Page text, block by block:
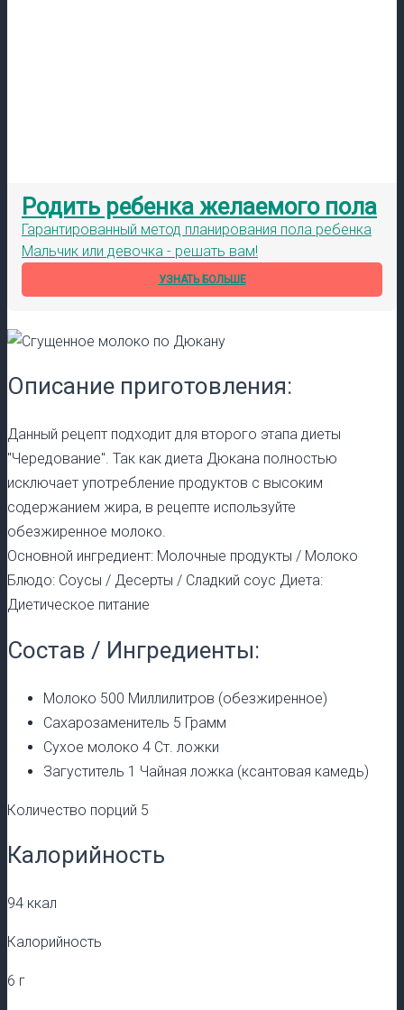
Родить ребенка желаемого пола
Гарантированный метод планирования пола ребенка
Мальчик или девочка - решать вам!
УЗНАТЬ БОЛЬШЕ
Описание приготовления:
Данный рецепт подходит для второго этапа диеты
"Чередование". Так как диета Дюкана полностью
исключает употребление продуктов с высоким
содержанием жира, в рецепте используйте
обезжиренное молоко.
Основной ингредиент: Молочные продукты / Молоко
Блюдо: Соусы / Десерты / Сладкий соус Диета:
Диетическое питание
Состав / Ингредиенты:
Молоко 500 Миллилитров (обезжиренное)
Сахарозаменитель 5 Грамм
Сухое молоко 4 Ст. ложки
Загуститель 1 Чайная ложка (ксантовая камедь)
Количество порций 5
Калорийность
94 ккал
Калорийность
6 г